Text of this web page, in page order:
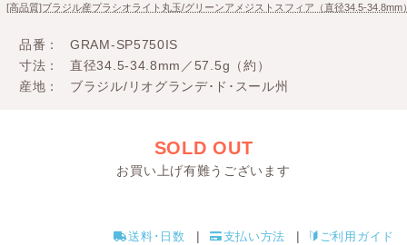
[高品質]ブラジル産プラシオライト丸玉/グリーンアメジストスフィア（直径34.5-34.8mm
品番
GRAM-SP5750IS
寸法
直径34.5-34.8mm／57.5g（約）
産地
ブラジル/リオグランデ･ド･スール州
SOLD OUT
お買い上げ有難うございます
送料･日数 支払い方法 ご利用ガイド